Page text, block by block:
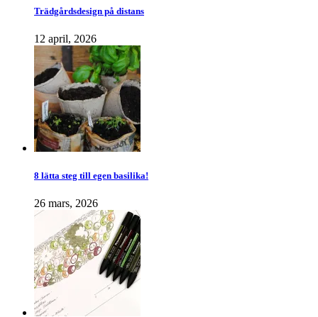
Trädgårdsdesign på distans
12 april, 2026
8 lätta steg till egen basilika!
26 mars, 2026